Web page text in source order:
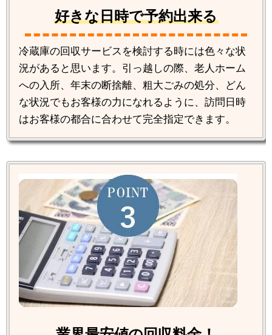
好きな日時で予約出来る
冷蔵庫の回収サービスを検討する時には色々な状
況があると思います。引っ越しの際、老人ホーム
への入所、年末の断捨離、粗大ごみの処分、どん
な状況でもお客様の力になれるように、訪問日時
はお客様の都合に合わせて完全指定できます。